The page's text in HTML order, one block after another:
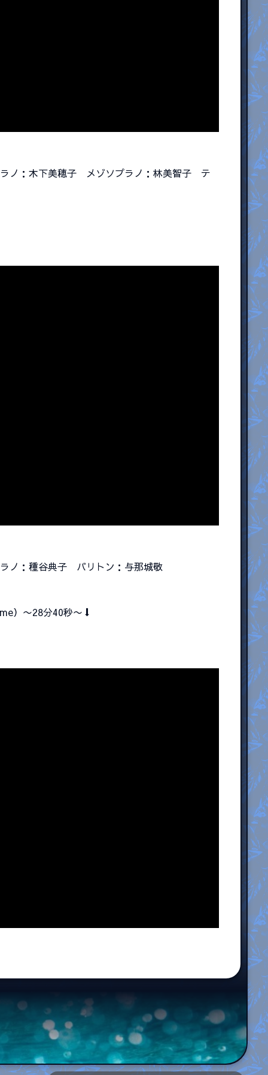
ノ：木下美穂子 メゾソプラノ：林美智子 テ
ノ：種谷典子 バリトン：与那城敬
）〜28分40秒〜⬇️